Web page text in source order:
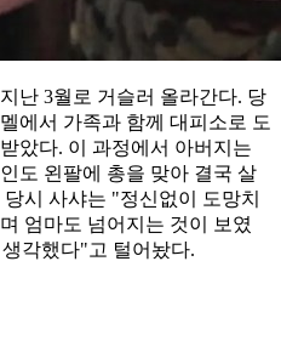
난 3월로 거슬러 올라간다. 당
에서 가족과 함께 대피소로 도
았다. 이 과정에서 아버지는
도 왼팔에 총을 맞아 결국 살
시 사샤는 "정신없이 도망치
엄마도 넘어지는 것이 보였
각했다"고 털어놨다.